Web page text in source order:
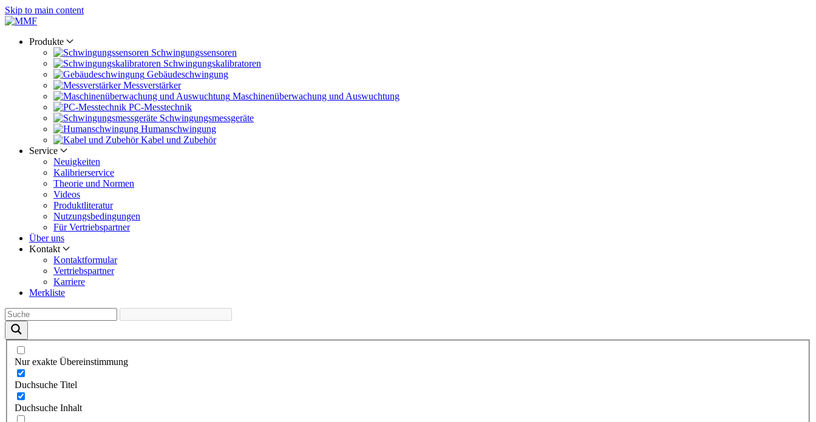
Skip to main content
Produkte
Schwingungs­sensoren
Schwingungs­kalibratoren
Gebäude­schwingung
Messverstärker
Maschinen­überwachung und Auswuchtung
PC-Messtechnik
Schwingungs­messgeräte
Human­schwingung
Kabel und Zubehör
Service
Neuigkeiten
Kalibrier­service
Theorie und Normen
Videos
Produkt­literatur
Nutzungs­bedingungen
Für Vertriebs­partner
Über uns
Kontakt
Kontaktformular
Vertriebs­partner
Karriere
Merkliste
Nur exakte Übereinstimmung
Duchsuche Titel
Duchsuche Inhalt